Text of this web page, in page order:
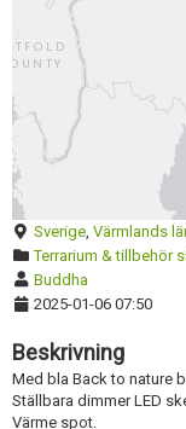
Sverige, Värmlands
Terrarium & tillbehör
Buddha
2025-01-06 07:50
Beskrivning
Med bla Back to nature
Ställbara dimmer LED
Värme spot.